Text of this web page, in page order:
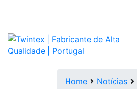
Home
Notícias